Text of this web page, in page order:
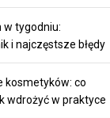
w tygodniu:
i najczęstsze błędy
kosmetyków: co
wdrożyć w praktyce